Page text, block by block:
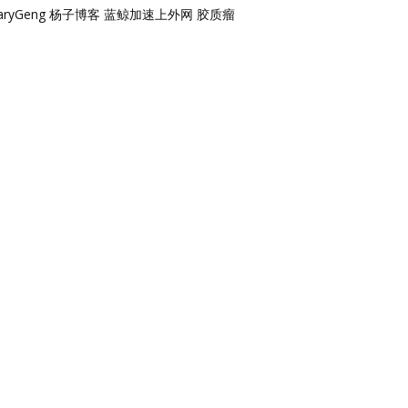
杨子博客 蓝鲸加速上外网 胶质瘤